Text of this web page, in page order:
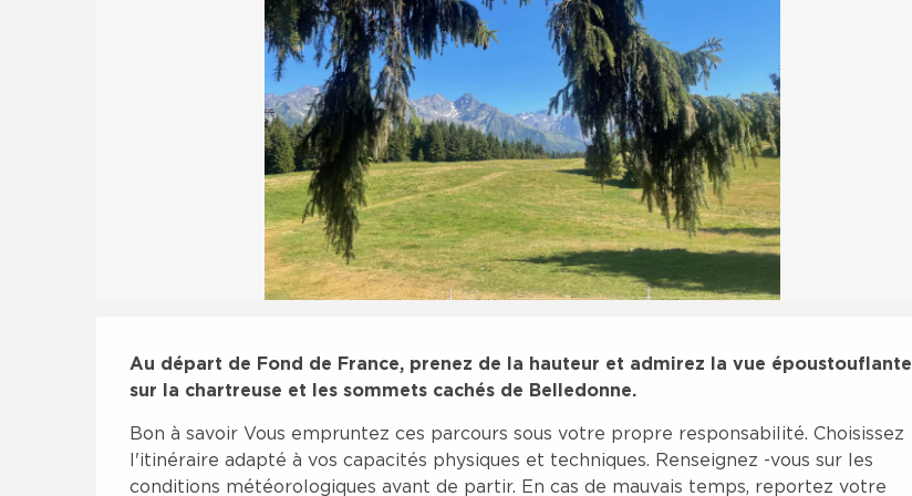
Description
Au départ de Fond de France, prenez de la hauteur et admirez la vue époustouflante
sur la chartreuse et les sommets cachés de Belledonne.
Bon à savoir Vous empruntez ces parcours sous votre propre responsabilité. Choisissez
l'itinéraire adapté à vos capacités physiques et techniques. Renseignez -vous sur les
conditions météorologiques avant de partir. En cas de mauvais temps, reportez votre